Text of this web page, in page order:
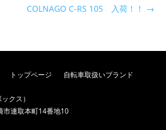
COLNAGO C-RS 105 入荷！！
→
トップページ 自転車取扱いブランド
クス）
連取本町14番地10